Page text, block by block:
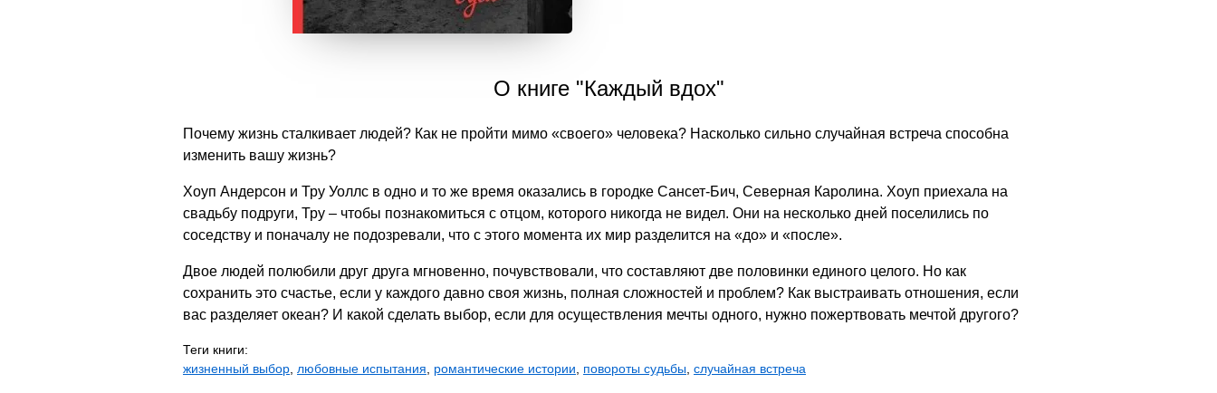
О книге "Каждый вдох"
Почему жизнь сталкивает людей? Как не пройти мимо «своего» человека? Насколько сильно случайная встреча способна
изменить вашу жизнь?
Хоуп Андерсон и Тру Уоллс в одно и то же время оказались в городке Сансет-Бич, Северная Каролина. Хоуп приехала на
свадьбу подруги, Тру – чтобы познакомиться с отцом, которого никогда не видел. Они на несколько дней поселились по
соседству и поначалу не подозревали, что с этого момента их мир разделится на «до» и «после».
Двое людей полюбили друг друга мгновенно, почувствовали, что составляют две половинки единого целого. Но как
сохранить это счастье, если у каждого давно своя жизнь, полная сложностей и проблем? Как выстраивать отношения, если
вас разделяет океан? И какой сделать выбор, если для осуществления мечты одного, нужно пожертвовать мечтой другого?
Теги книги:
жизненный выбор любовные испытания романтические истории повороты судьбы случайная встреча